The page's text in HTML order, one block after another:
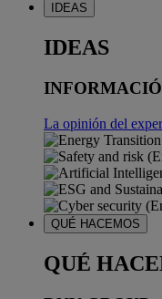
IDEAS
IDEAS
La opinión del
QUÉ HACEMOS
QUÉ